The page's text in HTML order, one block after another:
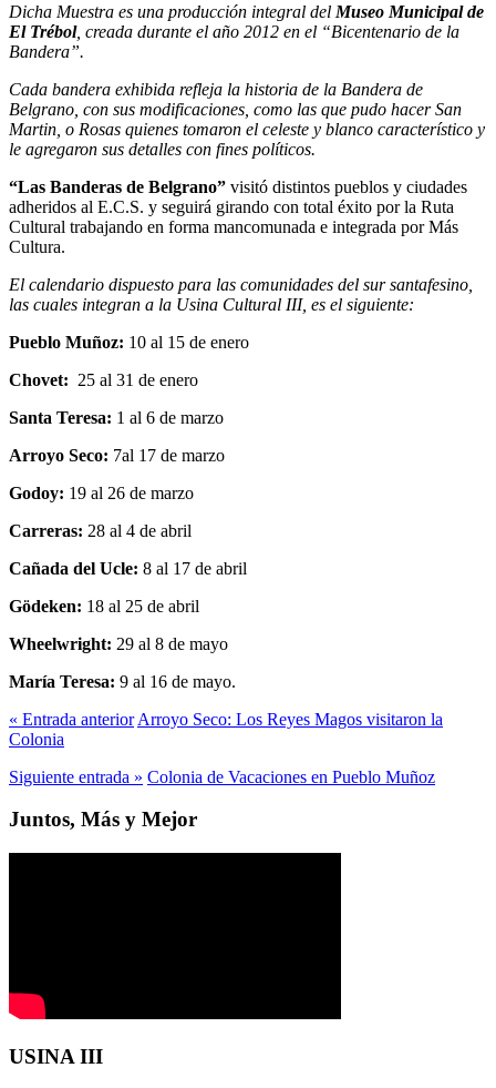
Dicha Muestra es una producción integral del Museo Municipal de
El Trébol, creada durante el año 2012 en el “Bicentenario de la
Bandera”.
Cada bandera exhibida refleja la historia de la Bandera de
Belgrano, con sus modificaciones, como las que pudo hacer San
Martin, o Rosas quienes tomaron el celeste y blanco característico y
le agregaron sus detalles con fines políticos.
“Las Banderas de Belgrano” visitó distintos pueblos y ciudades
adheridos al E.C.S. y seguirá girando con total éxito por la Ruta
Cultural trabajando en forma mancomunada e integrada por Más
Cultura.
El calendario dispuesto para las comunidades del sur santafesino,
las cuales integran a la Usina Cultural III, es el siguiente:
Pueblo Muñoz: 10 al 15 de enero
Chovet: 25 al 31 de enero
Santa Teresa: 1 al 6 de marzo
Arroyo Seco: 7al 17 de marzo
Godoy: 19 al 26 de marzo
Carreras: 28 al 4 de abril
Cañada del Ucle: 8 al 17 de abril
Gödeken: 18 al 25 de abril
Wheelwright: 29 al 8 de mayo
María Teresa: 9 al 16 de mayo.
« Entrada anterior Arroyo Seco: Los Reyes Magos visitaron la
Colonia
Siguiente entrada » Colonia de Vacaciones en Pueblo Muñoz
Juntos, Más y Mejor
USINA III